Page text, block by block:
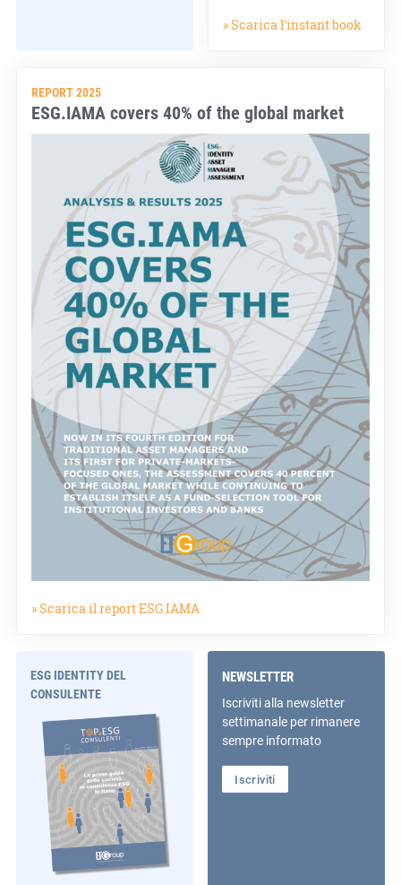
» Scarica l'instant book
REPORT 2025
ESG.IAMA covers 40% of the global market
» Scarica il report ESG.IAMA
ESG IDENTITY DEL
CONSULENTE
NEWSLETTER
Iscriviti alla newsletter
settimanale per rimanere
sempre informato
Iscriviti